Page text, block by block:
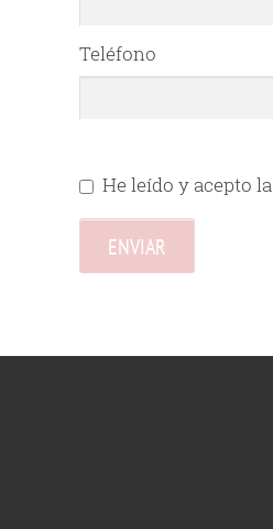
Teléfono
He leído y acepto la